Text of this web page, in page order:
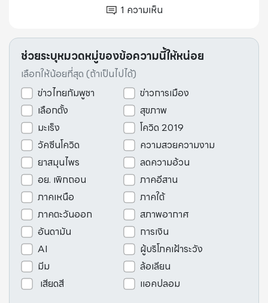
1 ความเห็น
ช่วยระบุหมวดหมู่ของข้อความนี้ให้หน่อย
เลือกให้น้อยที่สุด (ถ้าเป็นไปได้)
ข่าวไทยกัมพูชา
ข่าวการเมือง
เลือกตั้ง
สุขภาพ
มะเร็ง
โควิด 2019
วัคซีนโควิด
ความสวยความงาม
ยาสมุนไพร
ลดความอ้วน
อย. เพิกถอน
ภาคอีสาน
ภาคเหนือ
ภาคใต้
ภาคตะวันออก
สภาพอากาศ
อันดามัน
การเงิน
AI
ผู้บริโภคเฝ้าระวัง
มีม
ล้อเลียน
เสียดสี
แอคปลอม